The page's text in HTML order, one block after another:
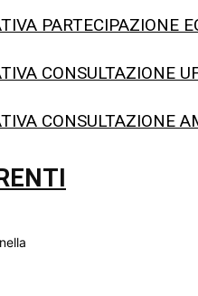
PARTECIPAZIONE
CONSULTAZIONE
CONSULTAZIONE